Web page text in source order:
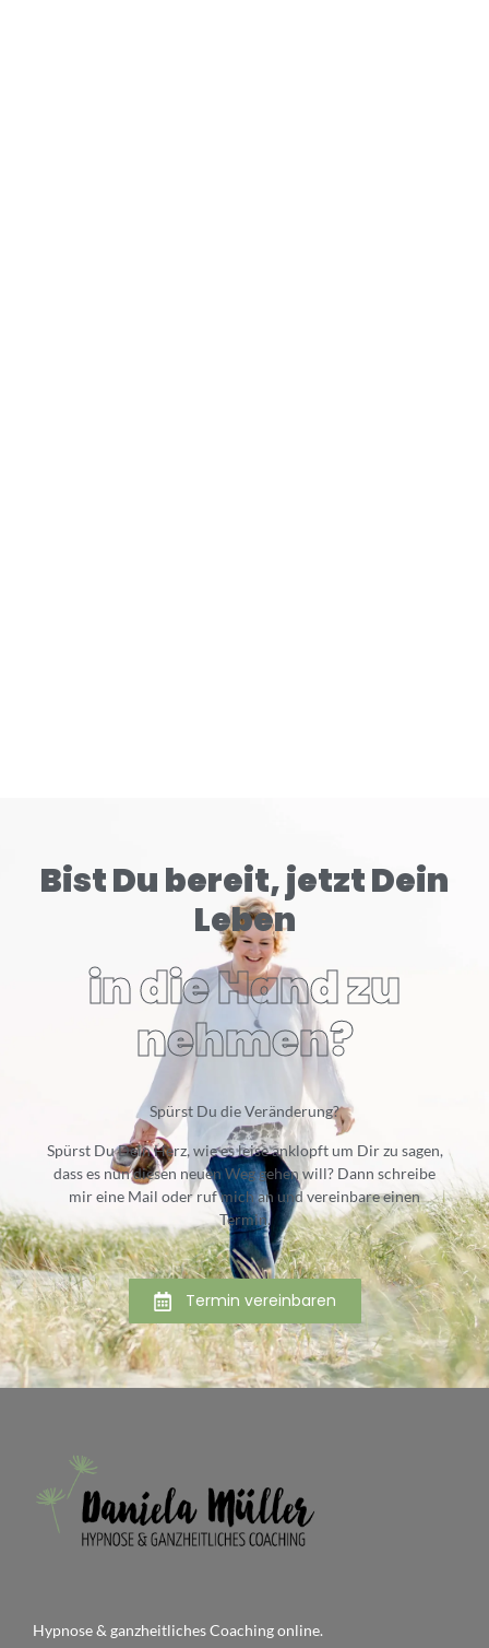
Bist Du bereit, jetzt Dein
Leben
in die Hand zu
nehmen?
Spürst Du die Veränderung?
Spürst Du Dein Herz, wie es leise anklopft um Dir zu sagen,
dass es nun diesen neuen Weg gehen will? Dann schreibe
mir eine Mail oder ruf mich an und vereinbare einen
Termin.
Termin vereinbaren
Hypnose & ganzheitliches Coaching online.